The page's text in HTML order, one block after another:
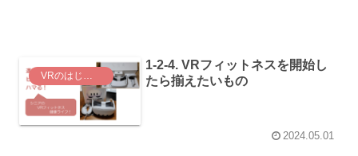
1-2-4. VRフィットネスを開始し
たら揃えたいもの
2024.05.01